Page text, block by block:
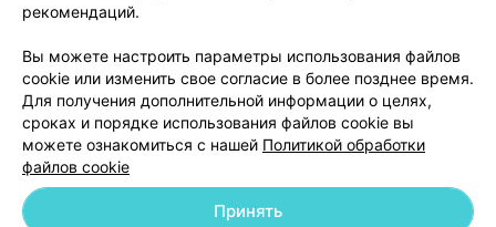
Обработка персональных данных
рекомендаций.
Вы можете настроить параметры использования файлов
cookie или изменить свое согласие в более позднее время.
Для получения дополнительной информации о целях,
сроках и порядке использования файлов cookie вы
можете ознакомиться с нашей Политикой обработки
файлов cookie
Принять